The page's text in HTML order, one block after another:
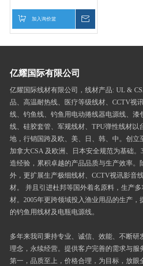
加入询价篮
亿耀国际有限公司
亿耀国际线材有限公司，线材产品: UL &
品、高温耐热线、医疗等级线材、CCTV视
线、钓鱼线、钓鱼用电动捲线器电源线、漆
线、硅胶套管、军规线材、TPU弹性线材以
地，行销国跨及欧、美、日、韩、中。创立
加拿大CSA 及欧洲、日本安全规范为基础。
造经验，累积卓越的产品品质与生产效率。
外，更扩展生产极细线材、CCTV视讯影音
材。 并且引进杜邦等国外着名原料，生产
材。2005年更跨领域投入渔业用品的生产，
的钓鱼用线材及电瓶电源线。
多年来我司秉持专业、诚信、效能、不断研
理念，永续经营。提供客户完善的需求与服
第一，品质至上，价格合理，为目标，放眼